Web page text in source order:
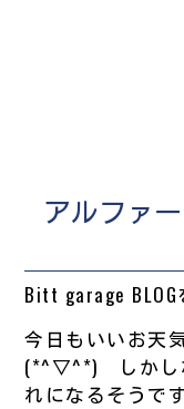
アルファ
Bitt garage
今日もいいお天
(*^▽^*) しかし
れになるそうで